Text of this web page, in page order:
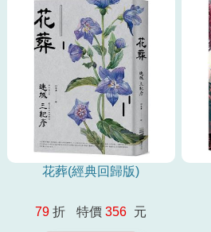
花葬(經典回歸版)
79 折 特價 356 元